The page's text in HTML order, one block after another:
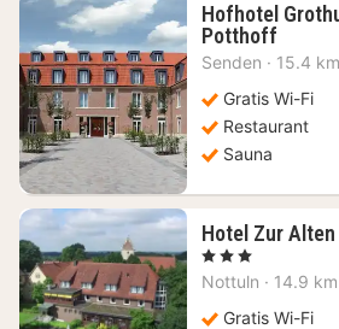
Hofhotel
Potthoff1
nacht
94,55
€
Senden · 15.4
Gratis Wi-Fi
Restaurant
Sauna
Hotel Zur
, 3 Sterren
Nottuln · 14.9
Gratis Wi-Fi